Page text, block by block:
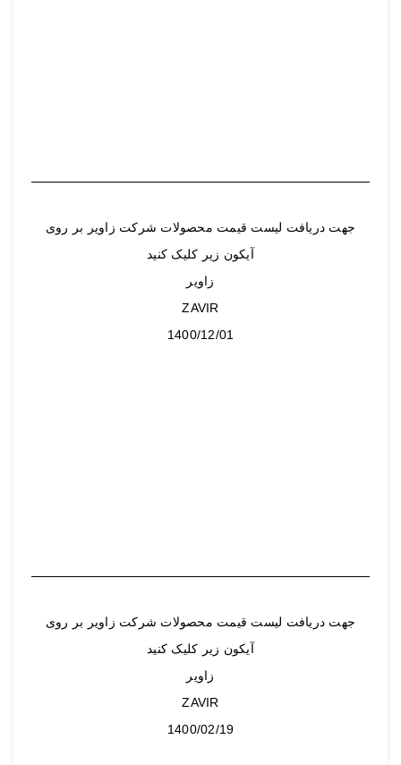
جهت دریافت لیست قیمت محصولات شرکت زاویر بر روی
آیکون زیر کلیک کنید
زاویر
ZAVIR
1400/12/01
جهت دریافت لیست قیمت محصولات شرکت زاویر بر روی
آیکون زیر کلیک کنید
زاویر
ZAVIR
1400/02/19